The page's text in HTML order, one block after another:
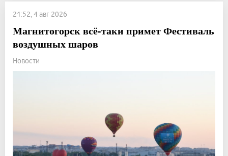
21:52, 4 авг 2026
Магнитогорск всё-таки примет Фестиваль
воздушных шаров
Новости